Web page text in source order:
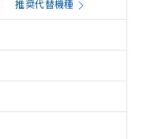
推奨代替機種